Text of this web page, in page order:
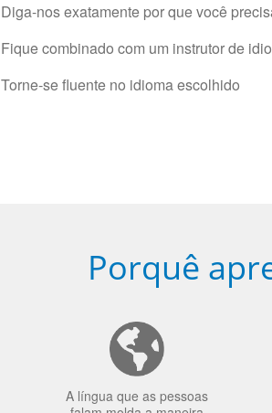
Diga-nos exatamente por que você
Fique combinado com um instrutor de
Torne-se fluente no idioma escolhido
Porquê
A língua que as pessoas